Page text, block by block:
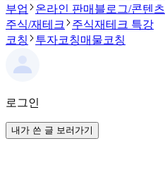
부업
온라인 판매 블로그/콘텐츠
주식/재테크
주식재테크 특강
코칭
투자코칭매물코칭
로그인
내가 쓴 글 보러가기